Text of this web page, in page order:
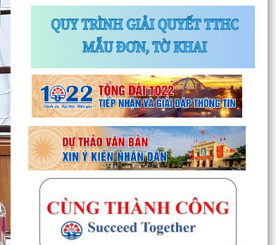
Phường Thành Đông tăng cương phân loại chất
thải rắn sinh hoạt tại nguồn: Hành động nhỏ, ý
Phường Thành Đông tuyên truyền chương trình
tuyển chọn thực tập sinh nữ đi thực tập kỹ thuật
tại...
Phường Thành Đông tham dự Hội nghị trực
tuyến toán quốc nghiên cứu, học tập, quán triệt
và triển...
Công an phường Thành Đông cảnh báo: Sử
dụng trái phép chất ma túy có thể bị phạt tù đến
05 năm theo...